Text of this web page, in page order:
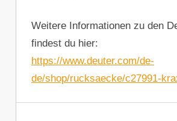
Weitere Informationen zu den
findest du hier:
https://www.deuter.com/de-
de/shop/rucksaecke/c27991-